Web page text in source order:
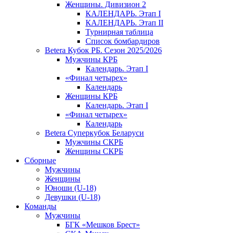
Женщины. Дивизион 2
КАЛЕНДАРЬ. Этап I
КАЛЕНДАРЬ. Этап II
Турнирная таблица
Список бомбардиров
Betera Кубок РБ. Сезон 2025/2026
Мужчины КРБ
Календарь. Этап I
«Финал четырех»
Календарь
Женщины КРБ
Календарь. Этап I
«Финал четырех»
Календарь
Betera Суперкубок Беларуси
Мужчины СКРБ
Женщины СКРБ
Сборные
Мужчины
Женщины
Юноши (U-18)
Девушки (U-18)
Команды
Мужчины
БГК «Мешков Брест»